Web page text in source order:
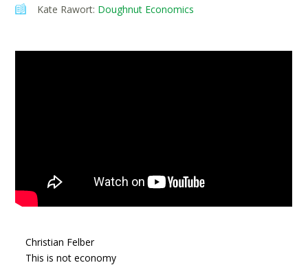
Kate Rawort: Doughnut Economics
Christian Felber
This is not economy